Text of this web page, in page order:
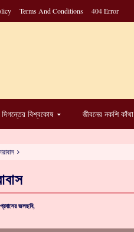
Terms And Conditions 404 Error
দিগন্তের বিশ্বকোষ জীবনের নকশি কাঁথা
প্রবাসের জলছবি,